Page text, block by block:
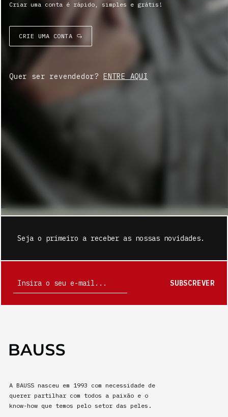
Criar uma conta é rápido, simples e grátis!
CRIE UMA CONTA
Quer ser revendedor? ENTRE AQUI
Seja o primeiro a receber as nossas novidades.
SUBSCREVER
A BAUSS nasceu em 1993 com necessidade de
querer partilhar com todos a paixão e o
know-how que temos pelo setor das peles.